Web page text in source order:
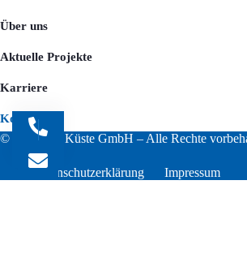
Über uns
Aktuelle Projekte
Karriere
Kontakt
© 2026 ATI Küste GmbH – Alle Rechte
Datenschutzerklärung Impressum